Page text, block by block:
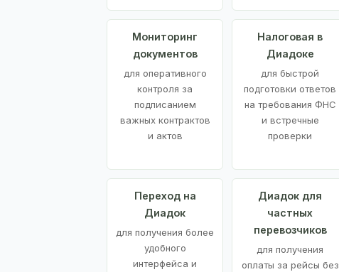
Мониторинг
документов
для оперативного
контроля за
подписанием
важных контрактов
и актов
Налоговая в
Диадоке
для быстрой
подготовки ответов
на требования ФНС
и встречные
проверки
Переход на
Диадок
для получения более
удобного
интерфейса и
Диадок для
частных
перевозчиков
для получения
оплаты за рейсы без